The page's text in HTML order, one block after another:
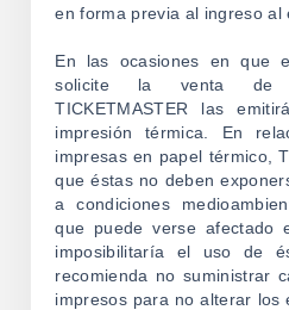
en forma previa al ingreso al
En las ocasiones en que
solicite la venta de
TICKETMASTER las
impresión térmica. En
impresas en papel térmico,
que éstas no deben
a condiciones
que puede verse afectado
imposibilitaría el uso de
recomienda no suministrar
impresos para no alterar los